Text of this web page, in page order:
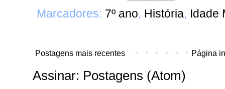
Marcadores: 7º ano, História, Idade
Postagens mais recentes Página
Assinar: Postagens (Atom)